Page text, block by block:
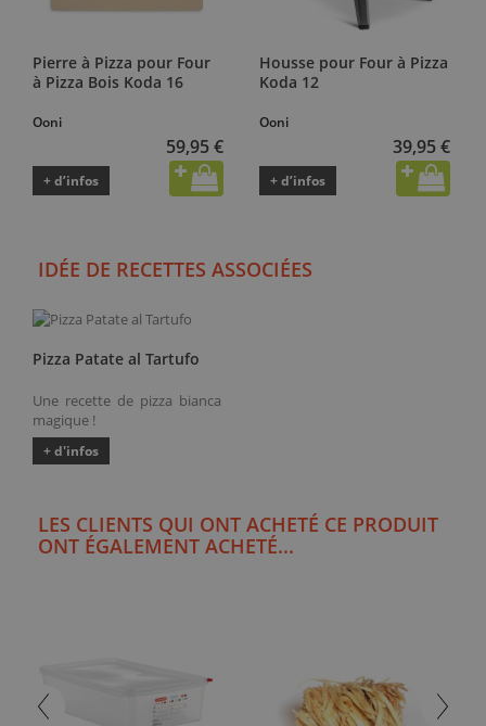
Pierre à Pizza pour Four
à Pizza Bois Koda 16
Ooni
59,95 €
+ d’infos
Housse pour Four à Pizza
Koda 12
Ooni
39,95 €
+ d’infos
IDÉE DE RECETTES ASSOCIÉES
Pizza Patate al Tartufo
Une recette de pizza bianca
magique !
+ d'infos
LES CLIENTS QUI ONT ACHETÉ CE PRODUIT
ONT ÉGALEMENT ACHETÉ...